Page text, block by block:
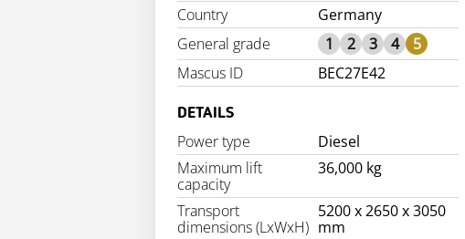
Country
Germany
General grade
1 2 3 4
5
Mascus ID
BEC27E42
DETAILS
Power type Diesel
Maximum lift
capacity
36,000 kg
Transport
dimensions (LxWxH)
5200 x 2650 x 3050
mm